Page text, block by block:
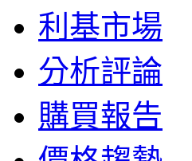
利基市場
分析評論
購買報告